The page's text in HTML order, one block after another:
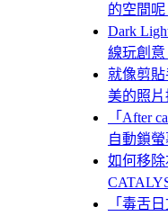
的空間呢
Dark
線玩創意
就像剪貼
美的照
「After
自動鎖螢
如何移
「毒舌